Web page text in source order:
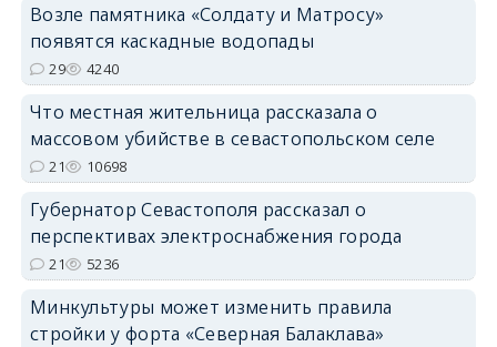
Возле памятника «Солдату и Матросу»
появятся каскадные водопады
29 4240
Что местная жительница рассказала о
массовом убийстве в севастопольском селе
21 10698
Губернатор Севастополя рассказал о
перспективах электроснабжения города
21 5236
Минкультуры может изменить правила
стройки у форта «Северная Балаклава»